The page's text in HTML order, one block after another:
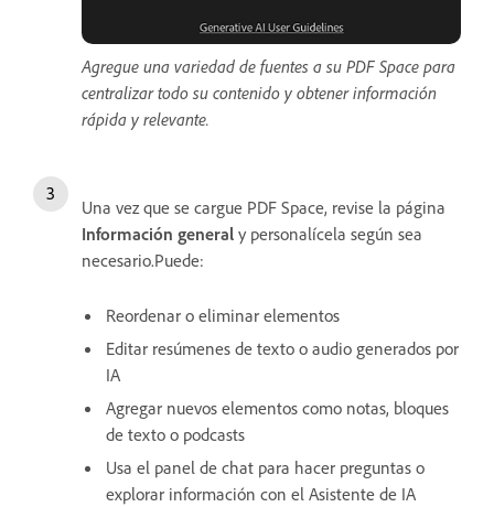
Agregue una variedad de fuentes a su PDF Space para
centralizar todo su contenido y obtener información
rápida y relevante.
Una vez que se cargue PDF Space, revise la página
Información general y personalícela según sea
necesario.Puede:
Reordenar o eliminar elementos
Editar resúmenes de texto o audio generados por
IA
Agregar nuevos elementos como notas, bloques
de texto o podcasts
Usa el panel de chat para hacer preguntas o
explorar información con el Asistente de IA